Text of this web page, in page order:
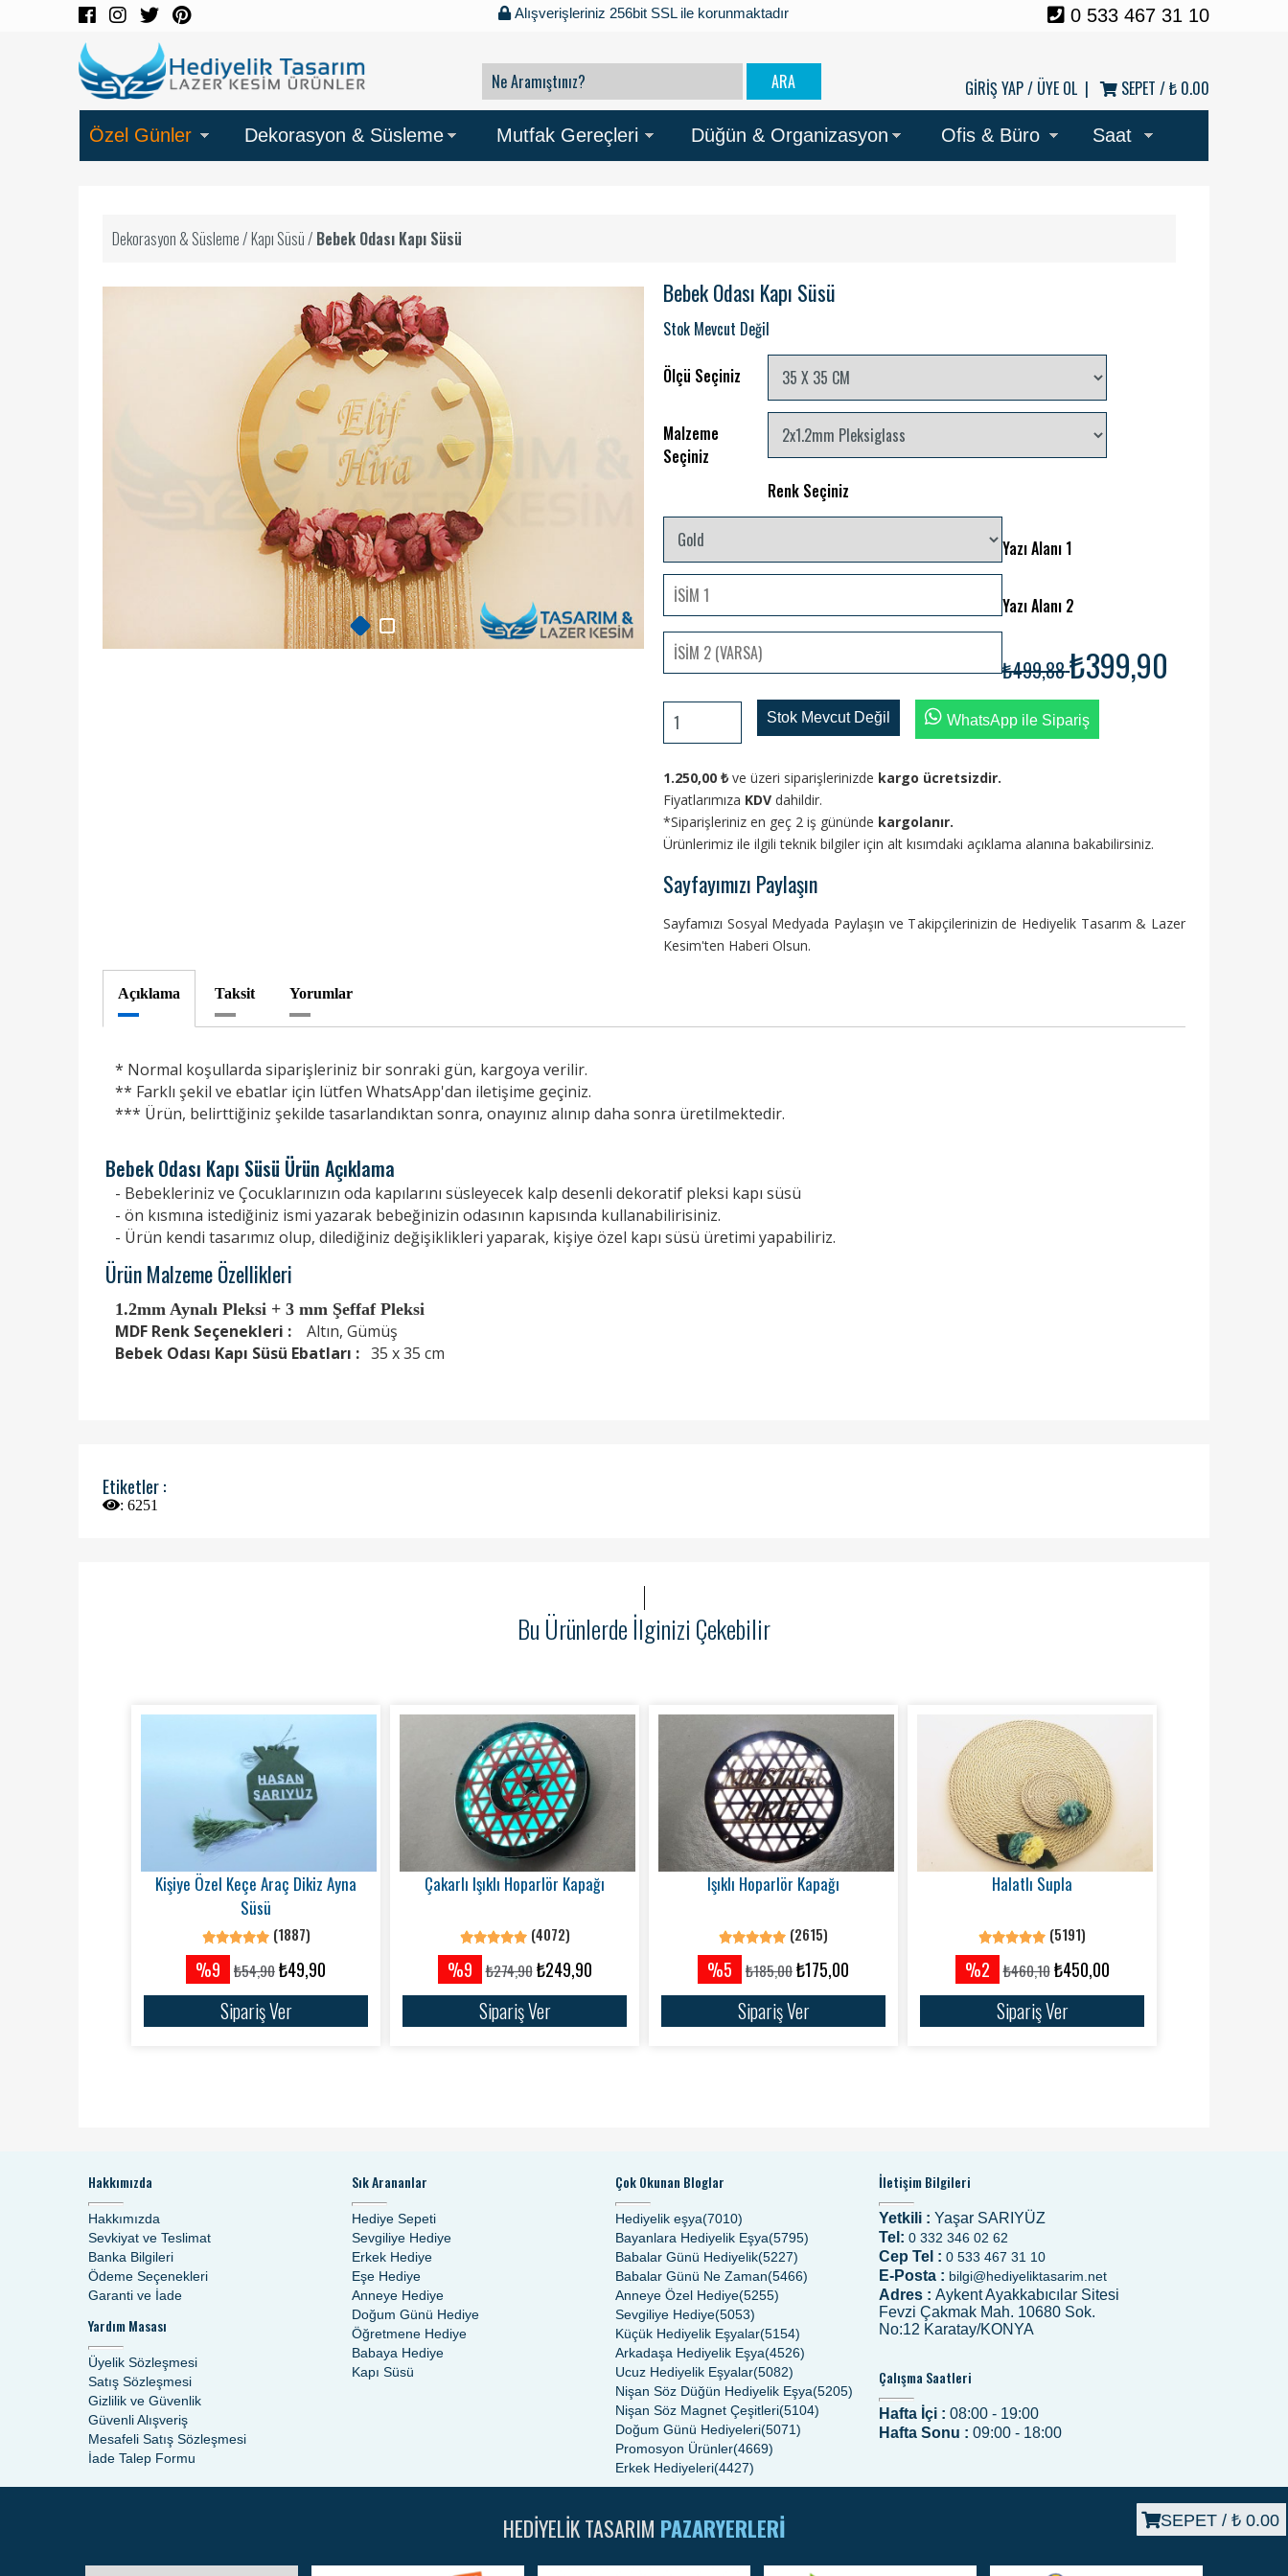
Alışverişleriniz 256bit SSL ile korunmaktadır 0 533 467 31 10
GİRİŞ YAP / ÜYE OL | SEPET /₺ 0.00
Özel Günler Dekorasyon & Süsleme Mutfak Gereçleri Düğün & Organizasyon Ofis & Büro Saat
SEPET / ₺ 0.00
Dekorasyon & Süsleme/Kapı Süsü/ Bebek Odası Kapı Süsü
Bebek Odası Kapı Süsü
Stok Mevcut Değil
Ölçü Seçiniz
Malzeme
Seçiniz
Renk Seçiniz
Yazı Alanı 1
Yazı Alanı 2
₺499,88₺399,90
Stok Mevcut Değil WhatsApp ile Sipariş
1.250,00 ₺ ve üzeri siparişlerinizde kargo ücretsizdir.
Fiyatlarımıza KDV dahildir.
*Siparişleriniz en geç 2 iş gününde kargolanır.
Ürünlerimiz ile ilgili teknik bilgiler için alt kısımdaki açıklama alanına bakabilirsiniz.
Sayfayımızı Paylaşın
Sayfamızı Sosyal Medyada Paylaşın ve Takipçilerinizin de Hediyelik Tasarım & Lazer
Kesim'ten Haberi Olsun.
Açıklama Taksit Yorumlar
* Normal koşullarda siparişleriniz bir sonraki gün, kargoya verilir.
** Farklı şekil ve ebatlar için lütfen WhatsApp'dan iletişime geçiniz.
*** Ürün, belirttiğiniz şekilde tasarlandıktan sonra, onayınız alınıp daha sonra üretilmektedir.
Bebek Odası Kapı Süsü Ürün Açıklama
- Bebekleriniz ve Çocuklarınızın oda kapılarını süsleyecek kalp desenli dekoratif pleksi kapı süsü
- ön kısmına istediğiniz ismi yazarak bebeğinizin odasının kapısında kullanabilirisiniz.
- Ürün kendi tasarımız olup, dilediğiniz değişiklikleri yaparak, kişiye özel kapı süsü üretimi yapabiliriz.
Ürün Malzeme Özellikleri
1.2mm Aynalı Pleksi + 3 mm Şeffaf Pleksi
MDF Renk Seçenekleri : Altın, Gümüş
Bebek Odası Kapı Süsü Ebatları : 35 x 35 cm
Etiketler :
: 6251
Bu Ürünlerde İlginizi Çekebilir
Kişiye Özel Keçe Araç Dikiz Ayna
Süsü
(1887)
%9 ₺54,90₺49,90
Sipariş Ver
Çakarlı Işıklı Hoparlör Kapağı
(4072)
%9 ₺274,90₺249,90
Sipariş Ver
Işıklı Hoparlör Kapağı
(2615)
%5 ₺185,00₺175,00
Sipariş Ver
Halatlı Supla
(5191)
%2 ₺460,10₺450,00
Sipariş Ver
Hakkımızda
Hakkımızda
Sevkiyat ve Teslimat
Banka Bilgileri
Ödeme Seçenekleri
Garanti ve İade
Yardım Masası
Üyelik Sözleşmesi
Satış Sözleşmesi
Gizlilik ve Güvenlik
Güvenli Alışveriş
Mesafeli Satış Sözleşmesi
İade Talep Formu
Sık Arananlar
Hediye Sepeti
Sevgiliye Hediye
Erkek Hediye
Eşe Hediye
Anneye Hediye
Doğum Günü Hediye
Öğretmene Hediye
Babaya Hediye
Kapı Süsü
Çok Okunan Bloglar
Hediyelik eşya(7010)
Bayanlara Hediyelik Eşya(5795)
Babalar Günü Hediyelik(5227)
Babalar Günü Ne Zaman(5466)
Anneye Özel Hediye(5255)
Sevgiliye Hediye(5053)
Küçük Hediyelik Eşyalar(5154)
Arkadaşa Hediyelik Eşya(4526)
Ucuz Hediyelik Eşyalar(5082)
Nişan Söz Düğün Hediyelik Eşya(5205)
Nişan Söz Magnet Çeşitleri(5104)
Doğum Günü Hediyeleri(5071)
Promosyon Ürünler(4669)
Erkek Hediyeleri(4427)
İletişim Bilgileri
Yetkili : Yaşar SARIYÜZ
Tel: 0 332 346 02 62
Cep Tel : 0 533 467 31 10
E-Posta : bilgi@hediyeliktasarim.net
Adres : Aykent Ayakkabıcılar Sitesi
Fevzi Çakmak Mah. 10680 Sok.
No:12 Karatay/KONYA
Çalışma Saatleri
Hafta İçi : 08:00 - 19:00
Hafta Sonu : 09:00 - 18:00
HEDIYELIK TASARIM PAZARYERLERI